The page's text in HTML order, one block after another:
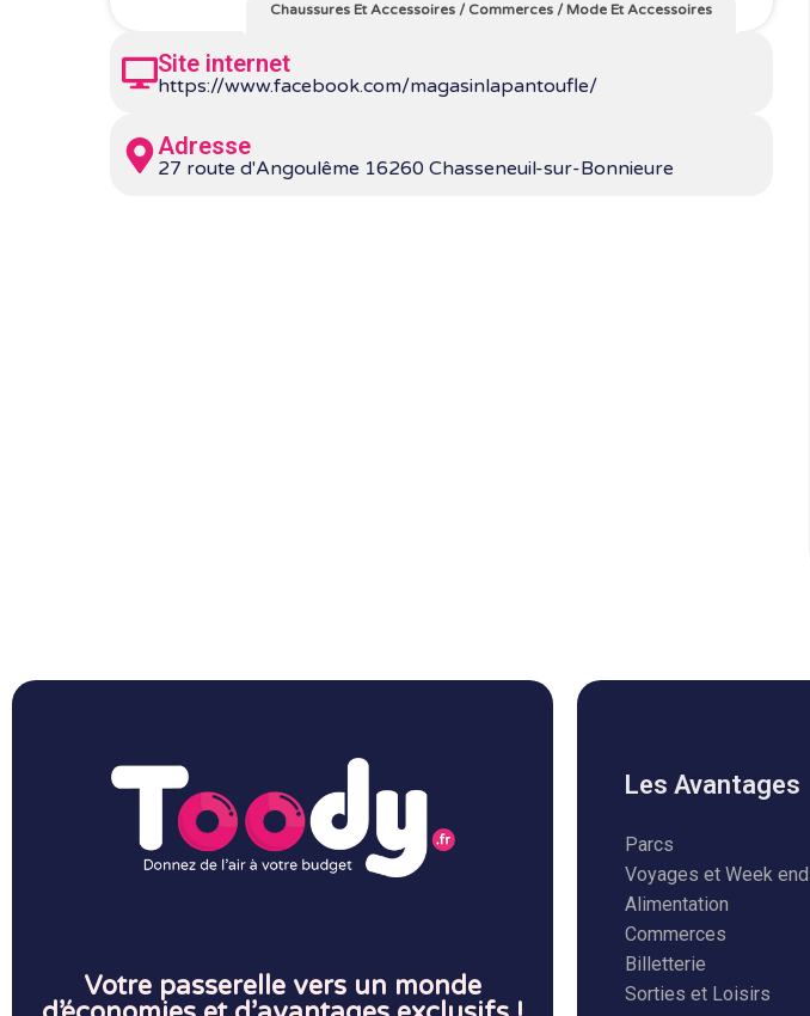
Chaussures Et Accessoires/ Commerces/Mode Et Accessoires
Site internet
https://www.facebook.com/magasinlapantoufle/
Adresse
27 route d'Angoulême 16260 Chasseneuil-sur-Bonnieure
Votre passerelle vers un monde
Les Avantages
Parcs
Voyages et Week
Alimentation
Commerces
Billetterie
Sorties et Loisirs